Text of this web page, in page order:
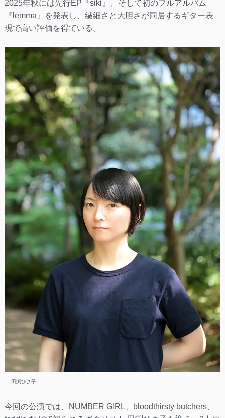
2025年秋には先行EP『siki』、そして初のフルアルバム
『lemma』を発表し、繊細さと大胆さが同居するギター表
現で高い評価を得ている。
田渕ひさ子
今回の公演では、NUMBER GIRL、bloodthirsty butchers、